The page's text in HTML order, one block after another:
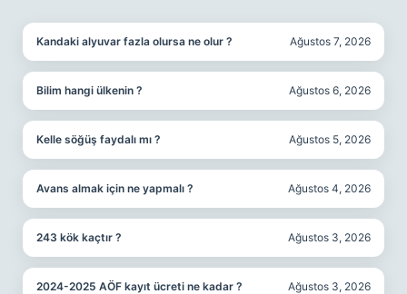
Kandaki alyuvar fazla olursa ne olur ? Ağustos 7, 2026
Bilim hangi ülkenin ? Ağustos 6, 2026
Kelle söğüş faydalı mı ? Ağustos 5, 2026
Avans almak için ne yapmalı ? Ağustos 4, 2026
243 kök kaçtır ? Ağustos 3, 2026
2024-2025 AÖF kayıt ücreti ne kadar ? Ağustos 3, 2026